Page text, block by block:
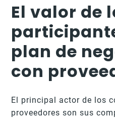
El valor de
plan de
con
El principal actor de los
proveedores son sus